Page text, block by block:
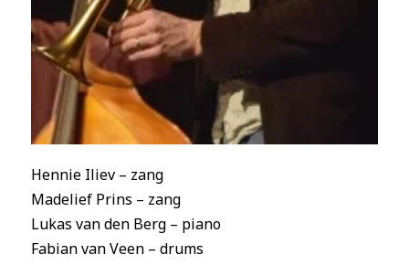
Hennie Iliev – zang
Madelief Prins – zang
Lukas van den Berg – piano
Fabian van Veen – drums